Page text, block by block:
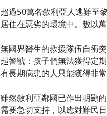
超過50萬名敘利亞人逃難至
居住在惡劣的環境中。數以
無國界醫生的救援隊伍自衝
起警號：孩子們無法獲得定
有長期病患的人只能獲得非
雖然敘利亞鄰國已作出明顯
需要急切支持，以應對難民